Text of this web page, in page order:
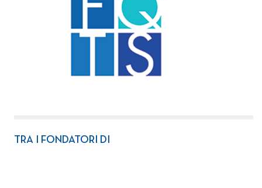
TRA I FONDATORI DI